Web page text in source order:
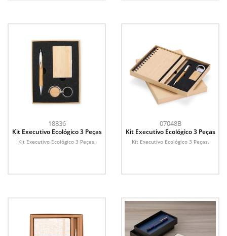
18836
Kit Executivo Ecológico 3 Peças
Kit Executivo Ecológico 3 Peças.
07048B
Kit Executivo Ecológico 3 Peças
Kit Executivo Ecológico 3 Peças.